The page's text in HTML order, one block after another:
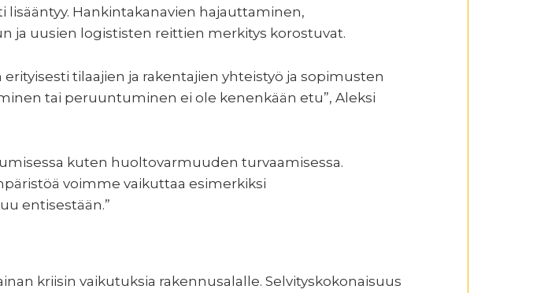
lisääntyy. Hankintakanavien hajauttaminen,
uusien logististen reittien merkitys korostuvat.
tilaajien ja rakentajien yhteistyö ja sopimusten
tai peruuntuminen ei ole kenenkään etu”, Aleksi
kuten huoltovarmuuden turvaamisessa.
voimme vaikuttaa esimerkiksi
entisestään.”
kriisin vaikutuksia rakennusalalle. Selvityskokonaisuus